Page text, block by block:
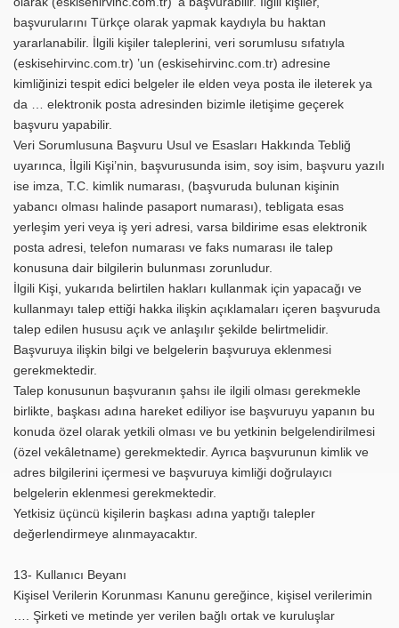
başvurularını Türkçe olarak yapmak kaydıyla bu haktan
yararlanabilir. İlgili kişiler taleplerini, veri sorumlusu sıfatıyla
(eskisehirvinc.com.tr) ’un (eskisehirvinc.com.tr) adresine
kimliğinizi tespit edici belgeler ile elden veya posta ile ileterek ya
da … elektronik posta adresinden bizimle iletişime geçerek
başvuru yapabilir.
Veri Sorumlusuna Başvuru Usul ve Esasları Hakkında Tebliğ
uyarınca, İlgili Kişi’nin, başvurusunda isim, soy isim, başvuru yazılı
ise imza, T.C. kimlik numarası, (başvuruda bulunan kişinin
yabancı olması halinde pasaport numarası), tebligata esas
yerleşim yeri veya iş yeri adresi, varsa bildirime esas elektronik
posta adresi, telefon numarası ve faks numarası ile talep
konusuna dair bilgilerin bulunması zorunludur.
İlgili Kişi, yukarıda belirtilen hakları kullanmak için yapacağı ve
kullanmayı talep ettiği hakka ilişkin açıklamaları içeren başvuruda
talep edilen hususu açık ve anlaşılır şekilde belirtmelidir.
Başvuruya ilişkin bilgi ve belgelerin başvuruya eklenmesi
gerekmektedir.
Talep konusunun başvuranın şahsı ile ilgili olması gerekmekle
birlikte, başkası adına hareket ediliyor ise başvuruyu yapanın bu
konuda özel olarak yetkili olması ve bu yetkinin belgelendirilmesi
(özel vekâletname) gerekmektedir. Ayrıca başvurunun kimlik ve
adres bilgilerini içermesi ve başvuruya kimliği doğrulayıcı
belgelerin eklenmesi gerekmektedir.
Yetkisiz üçüncü kişilerin başkası adına yaptığı talepler
değerlendirmeye alınmayacaktır.
13- Kullanıcı Beyanı
Kişisel Verilerin Korunması Kanunu gereğince, kişisel verilerimin
…. Şirketi ve metinde yer verilen bağlı ortak ve kuruluşlar